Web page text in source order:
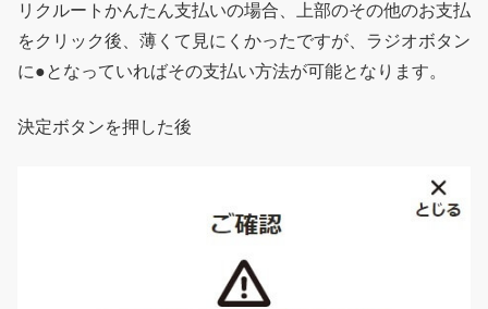
リクルートかんたん支払いの場合、上部のその他のお支払
をクリック後、薄くて見にくかったですが、ラジオボタン
に●となっていればその支払い方法が可能となります。
決定ボタンを押した後